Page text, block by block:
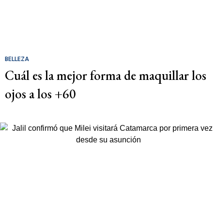
BELLEZA
Cuál es la mejor forma de maquillar los
ojos a los +60